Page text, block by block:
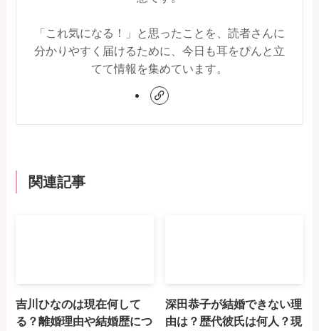
「これ気になる！」と思ったことを、読者さんに
分かりやすく届けるために、今日も耳をぴんと立
てて情報を集めています。
関連記事
吉川ひなのは現在何して
る？離婚理由や結婚歴につ
深田恭子が結婚できない理
由は？歴代彼氏は何人？現